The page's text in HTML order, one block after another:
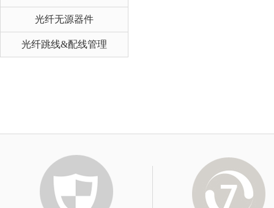
光纤无源器件
光纤跳线&配线管理